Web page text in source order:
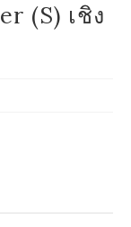
(S) เชิง